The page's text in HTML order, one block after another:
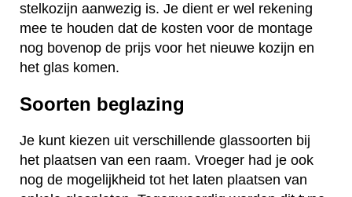
stelkozijn aanwezig is. Je dient er wel rekening
mee te houden dat de kosten voor de montage
nog bovenop de prijs voor het nieuwe kozijn en
het glas komen.
Soorten beglazing
Je kunt kiezen uit verschillende glassoorten bij
het plaatsen van een raam. Vroeger had je ook
nog de mogelijkheid tot het laten plaatsen van